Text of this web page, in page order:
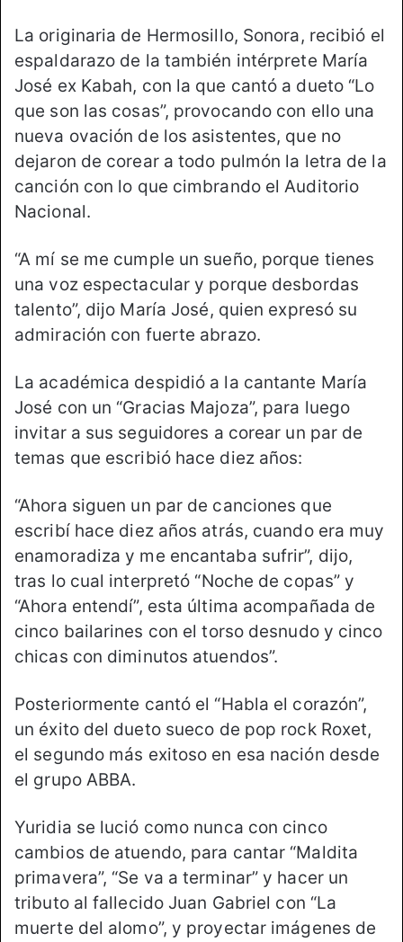
La originaria de Hermosillo, Sonora, recibió el
espaldarazo de la también intérprete María
José ex Kabah, con la que cantó a dueto “Lo
que son las cosas”, provocando con ello una
nueva ovación de los asistentes, que no
dejaron de corear a todo pulmón la letra de la
canción con lo que cimbrando el Auditorio
Nacional.
“A mí se me cumple un sueño, porque tienes
una voz espectacular y porque desbordas
talento”, dijo María José, quien expresó su
admiración con fuerte abrazo.
La académica despidió a la cantante María
José con un “Gracias Majoza”, para luego
invitar a sus seguidores a corear un par de
temas que escribió hace diez años:
“Ahora siguen un par de canciones que
escribí hace diez años atrás, cuando era muy
enamoradiza y me encantaba sufrir”, dijo,
tras lo cual interpretó “Noche de copas” y
“Ahora entendí”, esta última acompañada de
cinco bailarines con el torso desnudo y cinco
chicas con diminutos atuendos”.
Posteriormente cantó el “Habla el corazón”,
un éxito del dueto sueco de pop rock Roxet,
el segundo más exitoso en esa nación desde
el grupo ABBA.
Yuridia se lució como nunca con cinco
cambios de atuendo, para cantar “Maldita
primavera”, “Se va a terminar” y hacer un
tributo al fallecido Juan Gabriel con “La
muerte del alomo”, y proyectar imágenes de